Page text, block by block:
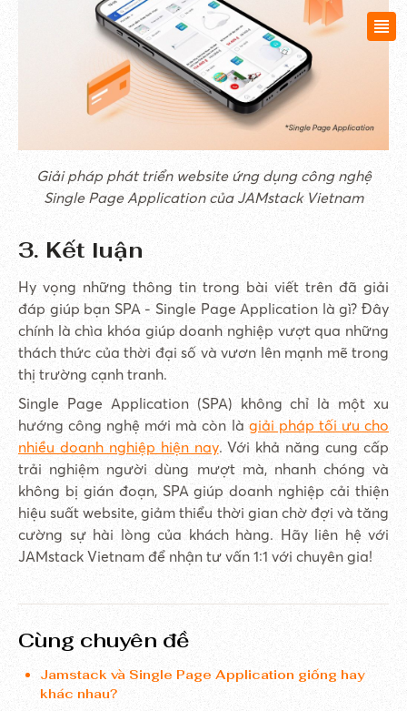
Giải pháp phát triển website ứng dụng công nghệ
Single Page Application của JAMstack Vietnam
3. Kết luận
Hy vọng những thông tin trong bài viết trên đã giải
đáp giúp bạn SPA - Single Page Application là gì? Đây
chính là chìa khóa giúp doanh nghiệp vượt qua những
thách thức của thời đại số và vươn lên mạnh mẽ trong
thị trường cạnh tranh.
Single Page Application (SPA) không chỉ là một xu
hướng công nghệ mới mà còn làgiải pháp tối ưu cho
nhiều doanh nghiệp hiện nay. Với khả năng cung cấp
trải nghiệm người dùng mượt mà, nhanh chóng và
không bị gián đoạn, SPA giúp doanh nghiệp cải thiện
hiệu suất website, giảm thiểu thời gian chờ đợi và tăng
cường sự hài lòng của khách hàng. Hãy liên hệ với
JAMstack Vietnam để nhận tư vấn 1:1 với chuyên gia!
Cùng chuyên đề
Jamstack và Single Page Application giống hay
khác nhau?